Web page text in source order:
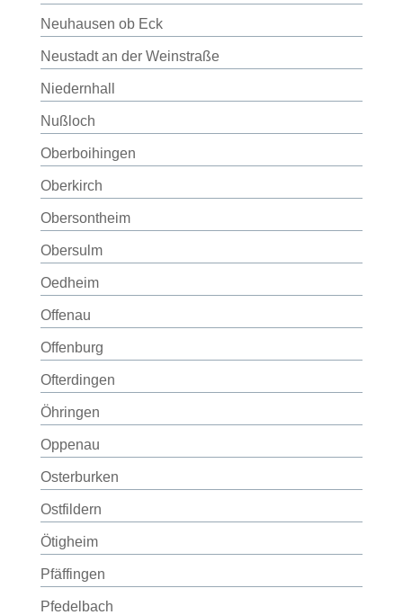
Neuhausen ob Eck
Neustadt an der Weinstraße
Niedernhall
Nußloch
Oberboihingen
Oberkirch
Obersontheim
Obersulm
Oedheim
Offenau
Offenburg
Ofterdingen
Öhringen
Oppenau
Osterburken
Ostfildern
Ötigheim
Pfäffingen
Pfedelbach